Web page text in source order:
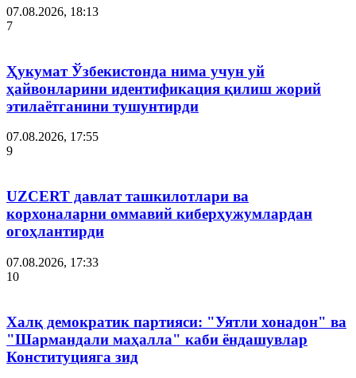
07.08.2026, 18:13
7
Ҳукумат Ўзбекистонда нима учун уй
ҳайвонларини идентификация қилиш жорий
этилаётганини тушунтирди
07.08.2026, 17:55
9
UZCERT давлат ташкилотлари ва
корхоналарни оммавий киберҳужумлардан
огоҳлантирди
07.08.2026, 17:33
10
Халқ демократик партияси: "Уятли хонадон" ва
"Шармандали маҳалла" каби ёндашувлар
Конституцияга зид